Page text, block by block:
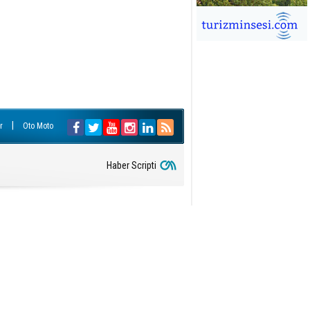
KÜBA SEYAHATİ
satışları düştü, otel satışları
YAZAR
Oto Moto
Haber Scripti